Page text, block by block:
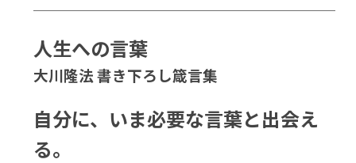
人生への言葉
大川隆法 書き下ろし箴言集
自分に、いま必要な言葉と出会え
る。